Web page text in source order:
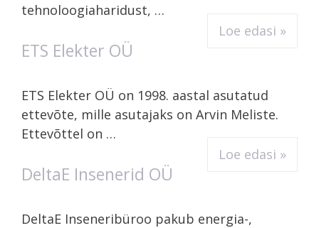
tehnoloogiaharidust, …
Loe edasi »
ETS Elekter OÜ
ETS Elekter OÜ on 1998. aastal asutatud
ettevõte, mille asutajaks on Arvin Meliste.
Ettevõttel on …
Loe edasi »
DeltaE Insenerid OÜ
DeltaE Inseneribüroo pakub energia-,